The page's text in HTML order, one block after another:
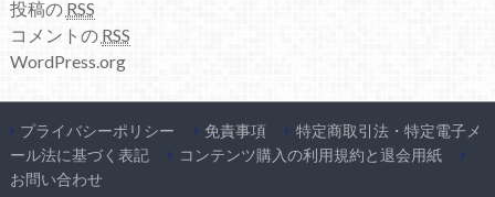
投稿の RSS
コメントの RSS
WordPress.org
プライバシーポリシー 免責事項
特定商取引法・特定電子メ
ール法に基づく表記
コンテンツ購入の利用規約と退会用紙
お問い合わせ